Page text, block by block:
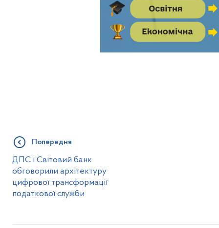
Попередня
ДПС і Світовий банк
обговорили архітектуру
цифрової трансформації
податкової служби